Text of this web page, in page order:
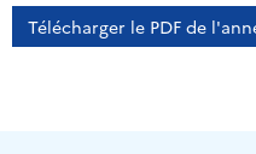
Télécharger le PDF de